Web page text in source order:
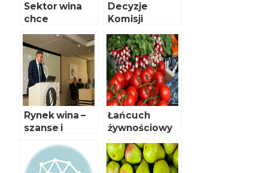
Sektor wina
chce
samoregulacji
Decyzje
Komisji
Europejskiej w
sprawie
interwencji
rynkowych w
związku z
COVID-19
Rynek wina –
szanse i
rozwoju
Łańcuch
żywnościowy
UE pod
większą
ochroną?